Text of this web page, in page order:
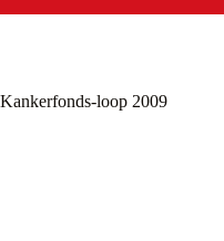
Kankerfonds-loop 2009